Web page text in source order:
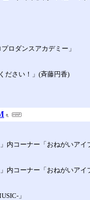
ロダンスアカデミー」
ださい！」(斉藤円香)
内コーナー「おねがいア
内コーナー「おねがいア
」